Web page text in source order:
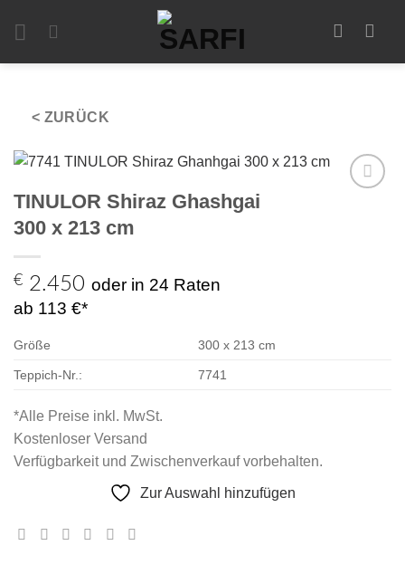
< ZURÜCK
TINULOR Shiraz Ghashgai
300 x 213 cm
€ 2.450 oder in 24 Raten
ab 113 €*
Größe 300 x 213 cm
Teppich-Nr.: 7741
*Alle Preise inkl. MwSt.
Kostenloser Versand
Verfügbarkeit und Zwischenverkauf vorbehalten.
Zur Auswahl hinzufügen